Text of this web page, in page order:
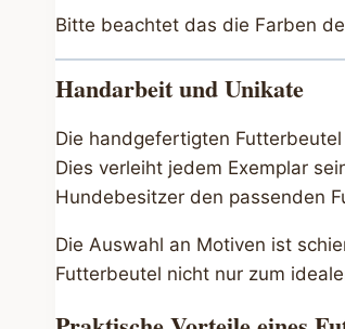
Bitte beachtet das die Farben
Handarbeit und Unikate
Die handgefertigten
Dies verleiht jedem Exemplar
Hundebesitzer den passenden
Die Auswahl an Motiven ist
Futterbeutel nicht nur zum